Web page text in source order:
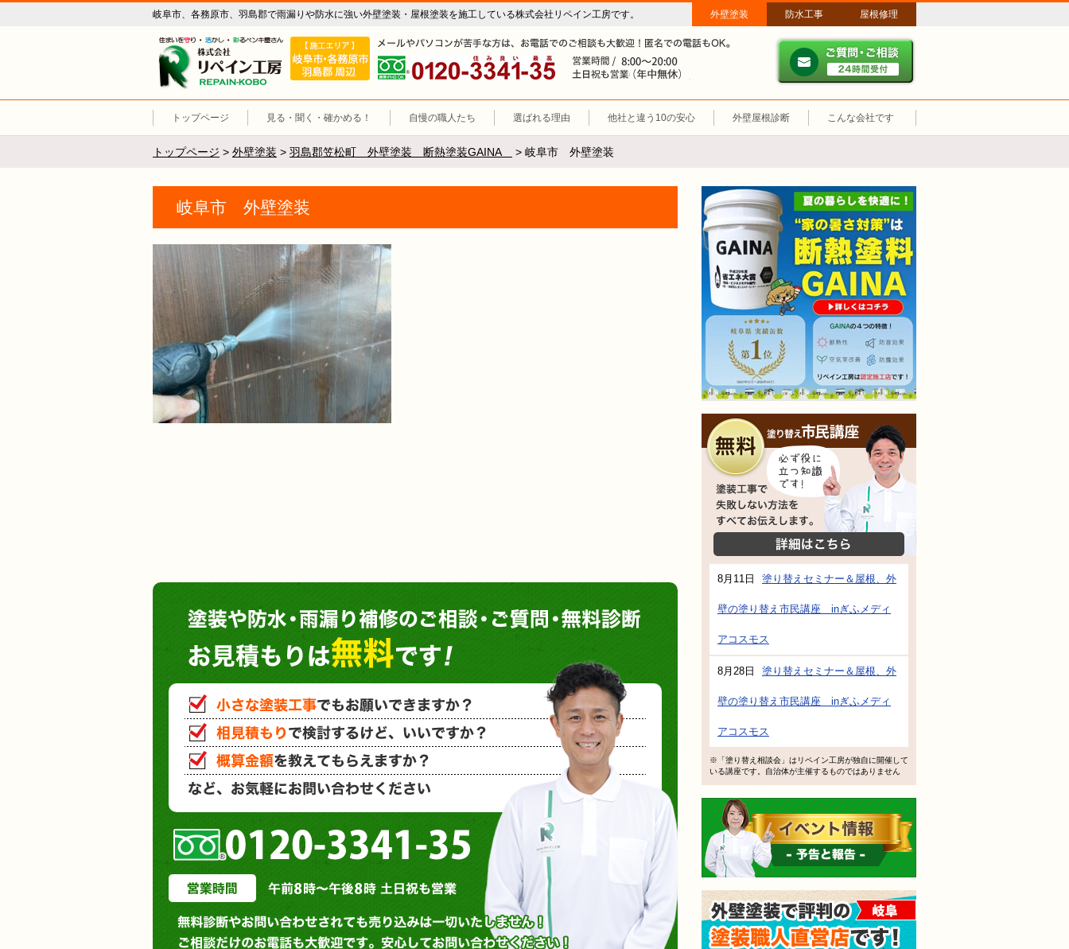
岐阜市、各務原市、羽島郡で雨漏りや防水に強い外壁塗装・屋根塗装を施工している株式会社リペイン工房です。 外壁塗装 防水工事 屋根修理
リペイン工房（外壁塗装・屋根塗装・雨漏り修理・防水工事）
施工エリア 岐阜市、各務原市、羽島郡。
メールやパソコンが苦手な方は、お電話でのご相談も大歓迎！匿名での
0120-3341-35
営業時間：午前8時～午後8時 年中無休、土日祝も営業しています。
トップページ 見る・聞く・確かめる！ 自慢の職人たち 選ばれる理由 他社と違う10の安心 外壁屋根診断 こんな会社です
トップページ > 外壁塗装 > 羽島郡笠松町 外壁塗装 断熱塗装GAINA > 岐阜市 外壁塗装
岐阜市 外壁塗装
塗装工事で失敗しない方法をすべてお伝え
8月11日 塗り替えセミナー＆屋根、外
壁の塗り替え市民講座 inぎふメディ
アコスモス
8月28日 塗り替えセミナー＆屋根、外
壁の塗り替え市民講座 inぎふメディ
アコスモス
※「塗り替え相談会」はリペイン工房が独自に開催して
いる講座です。自治体が主催するものではありません
塗装や防水・雨漏り補修のご相談・ご質問・無
小さな塗装工事でもお願いできますか？
相見積もりで検討するけど、いいですか？
概算金額を教えてもらえますか？
など、お気軽にお問い合わせください。
0120-3341-35
営業時間 : 午前8時～午後8時 土日祝も営業
無料診断やお問い合わせされても売り込みは一切いたしません！ ご相談だけのお電話